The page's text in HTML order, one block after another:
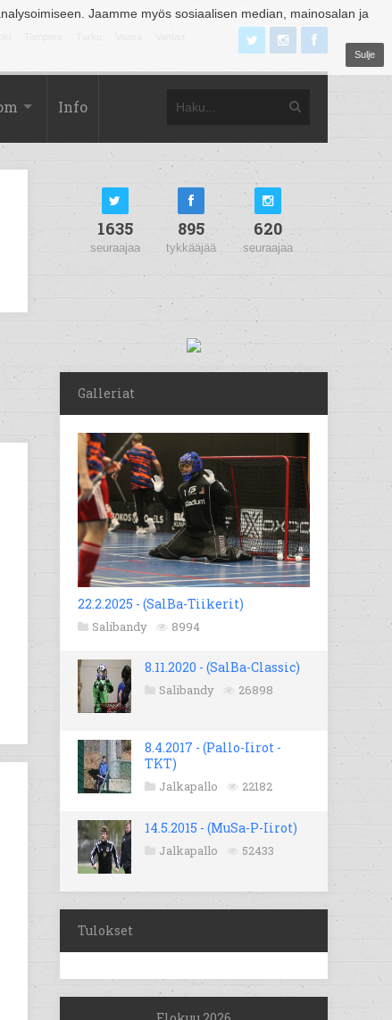
Jaamme myös sosiaalisen median, mainosalan ja
Sulje
Info
1635
seuraajaa
895
tykkääjää
620
seuraajaa
Galleriat
22.2.2025 - (SalBa-Tiikerit)
Salibandy 8994
8.11.2020 - (SalBa-Classic)
Salibandy 26898
8.4.2017 - (Pallo-Iirot -
TKT)
Jalkapallo 22182
14.5.2015 - (MuSa-P-Iirot)
Jalkapallo 52433
Tulokset